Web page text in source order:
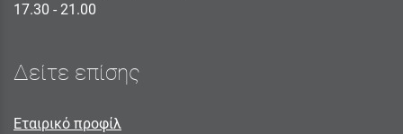
17.30 - 21.00
Δείτε επίσης
Εταιρικό προφίλ